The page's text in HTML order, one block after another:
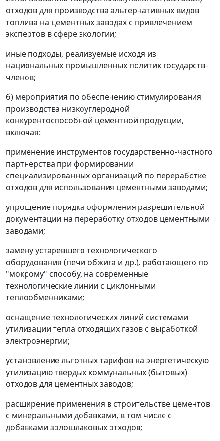
отходов для производства альтернативных видов
топлива на цементных заводах с привлечением
экспертов в сфере экологии;
иные подходы, реализуемые исходя из
национальных промышленных политик государств-
членов;
б) мероприятия по обеспечению стимулирования
производства низкоуглеродной
конкурентоспособной цементной продукции,
включая:
применение инструментов государственно-частного
партнерства при формировании
специализированных организаций по переработке
отходов для использования цементными заводами;
упрощение порядка оформления разрешительной
документации на переработку отходов цементными
заводами;
замену устаревшего технологического
оборудования (печи обжига и др.), работающего по
"мокрому" способу, на современные
технологические линии с циклонными
теплообменниками;
оснащение технологических линий системами
утилизации тепла отходящих газов с выработкой
электроэнергии;
установление льготных тарифов на энергетическую
утилизацию твердых коммунальных (бытовых)
отходов для цементных заводов;
расширение применения в строительстве цементов
с минеральными добавками, в том числе с
добавками золошлаковых отходов;